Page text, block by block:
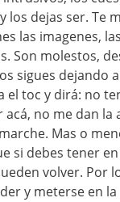
los dejas ser. Te
las imagenes,
Son molestos,
sigues dejando
el toc y dirá: no
acá, no me dan la
Mas o
si debes tener
volver. Por
y meterse en la